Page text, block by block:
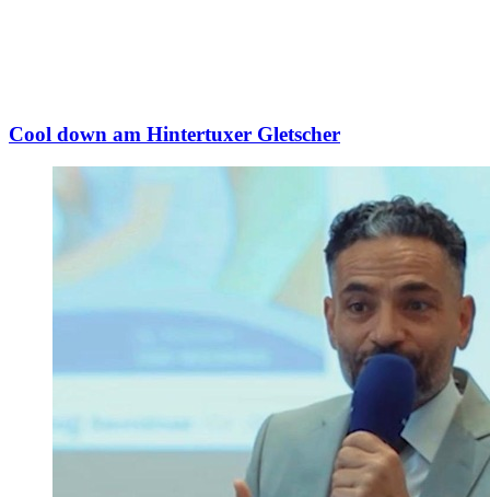
Cool down am Hintertuxer Gletscher